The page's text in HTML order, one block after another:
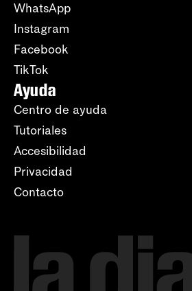
WhatsApp
Instagram
Facebook
TikTok
Ayuda
Centro de ayuda
Tutoriales
Accesibilidad
Privacidad
Contacto